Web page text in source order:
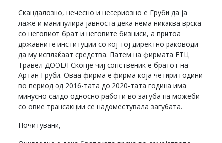
Скандалозно, нечесно и несериозно е Груби да ја
лаже и манипулира јавноста дека нема никаква врска
со неговиот брат и неговите бизниси, а притоа
државните институции со кој тој директно раководи
да му исплаќаат средства. Патем на фирмата ЕТЦ
Травел ДООЕЛ Скопје чиј сопственик е братот на
Артан Груби. Оваа фирма е фирма која четири години
во период од 2016-тата до 2020-тата година има
минусно салдо односно работи во загуба па можеби
со овие трансакции се надоместувала загубата.
Почитувани,